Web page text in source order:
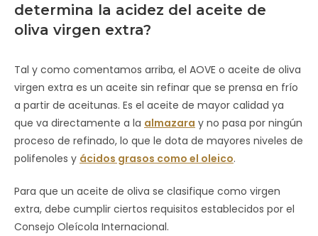
determina la acidez del aceite de
oliva virgen extra?
Tal y como comentamos arriba, el AOVE o aceite de oliva
virgen extra es un aceite sin refinar que se prensa en frío
a partir de aceitunas. Es el aceite de mayor calidad ya
que va directamente a la almazara y no pasa por ningún
proceso de refinado, lo que le dota de mayores niveles de
polifenoles y ácidos grasos como el oleico.
Para que un aceite de oliva se clasifique como virgen
extra, debe cumplir ciertos requisitos establecidos por el
Consejo Oleícola Internacional.